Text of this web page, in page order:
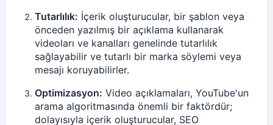
Tutarlılık: İçerik oluşturucular, bir şablon veya
önceden yazılmış bir açıklama kullanarak
videoları ve kanalları genelinde tutarlılık
sağlayabilir ve tutarlı bir marka söylemi veya
mesajı koruyabilirler.
Optimizasyon: Video açıklamaları, YouTube'un
arama algoritmasında önemli bir faktördür;
dolayısıyla içerik oluşturucular, SEO